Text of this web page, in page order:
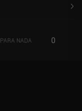
PARA NADA 0